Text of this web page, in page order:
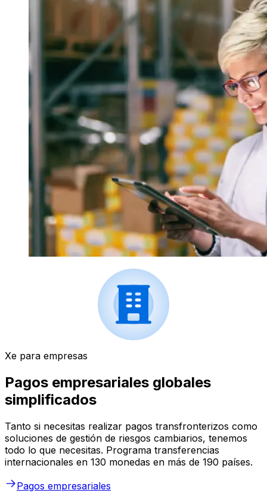
Xe para empresas
Pagos empresariales globales
simplificados
Tanto si necesitas realizar pagos transfronterizos como
soluciones de gestión de riesgos cambiarios, tenemos
todo lo que necesitas. Programa transferencias
internacionales en 130 monedas en más de 190 países.
Pagos empresariales